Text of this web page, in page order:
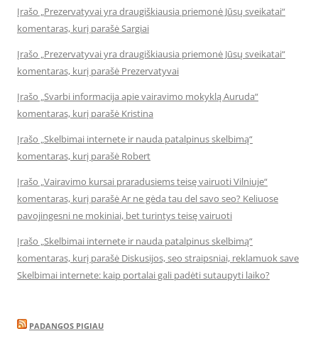
Įrašo „Prezervatyvai yra draugiškiausia priemonė Jūsų sveikatai“
komentaras, kurį parašė Sargiai
Įrašo „Prezervatyvai yra draugiškiausia priemonė Jūsų sveikatai“
komentaras, kurį parašė Prezervatyvai
Įrašo „Svarbi informacija apie vairavimo mokyklą Auruda“
komentaras, kurį parašė Kristina
Įrašo „Skelbimai internete ir nauda patalpinus skelbimą“
komentaras, kurį parašė Robert
Įrašo „Vairavimo kursai praradusiems teisę vairuoti Vilniuje“
komentaras, kurį parašė Ar ne gėda tau del savo seo? Keliuose
pavojingesni ne mokiniai, bet turintys teisę vairuoti
Įrašo „Skelbimai internete ir nauda patalpinus skelbimą“
komentaras, kurį parašė Diskusijos, seo straipsniai, reklamuok save
Skelbimai internete: kaip portalai gali padėti sutaupyti laiko?
PADANGOS PIGIAU